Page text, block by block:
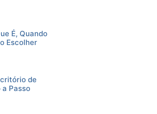
É, Quando
Escolher
de
Passo